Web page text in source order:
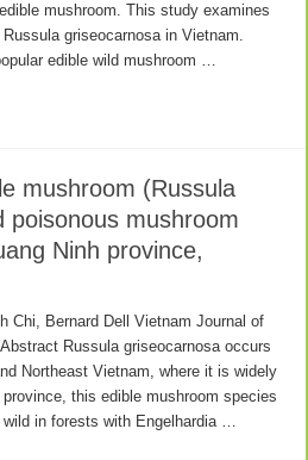
mushroom. This study examines
griseocarnosa in Vietnam.
edible wild mushroom …
mushroom (Russula
poisonous mushroom
Ninh province,
Chi, Bernard Dell Vietnam Journal of
Russula griseocarnosa occurs
Northeast Vietnam, where it is widely
this edible mushroom species
in forests with Engelhardia …